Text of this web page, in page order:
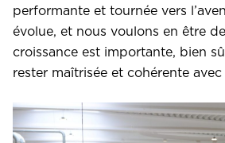
performante et tournée vers
évolue, et nous voulons en être
croissance est importante, bien
rester maîtrisée et cohérente